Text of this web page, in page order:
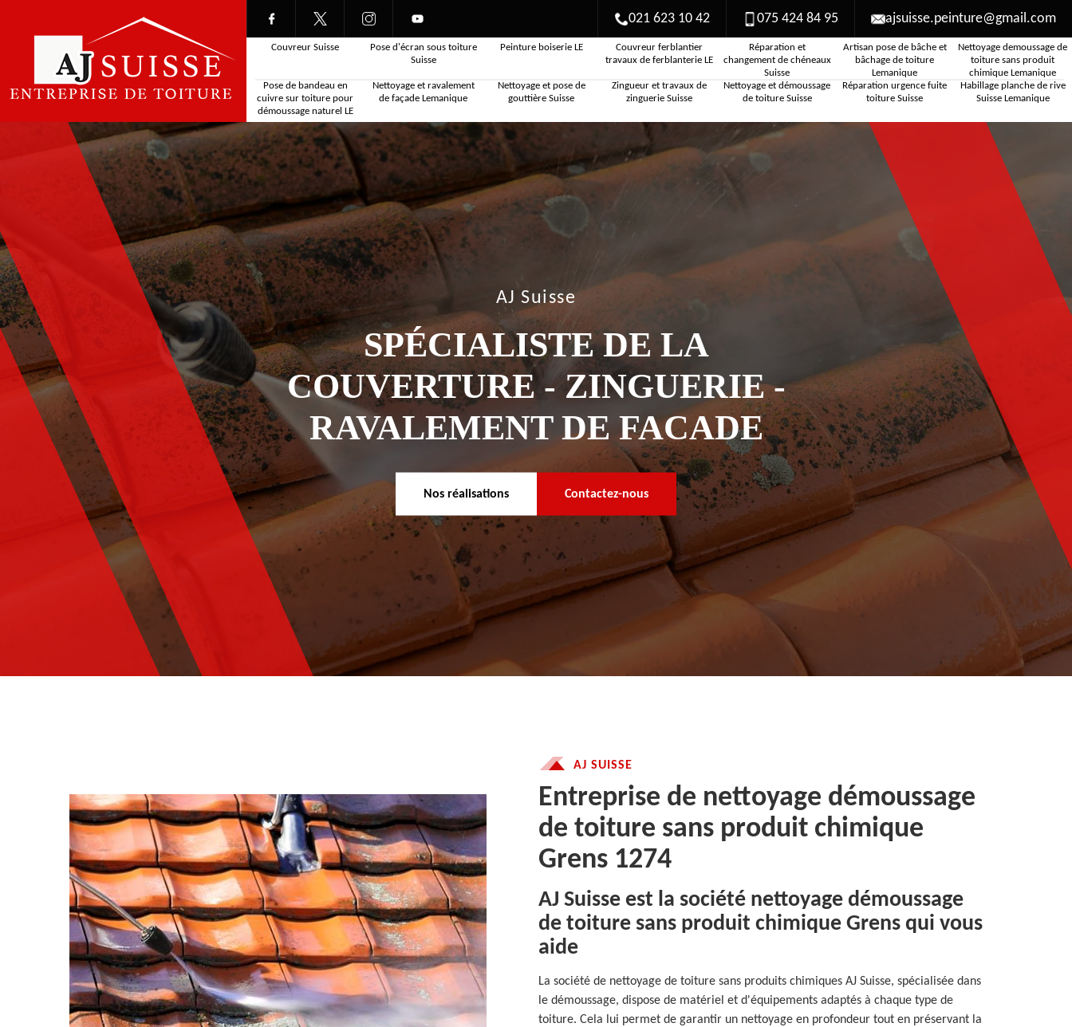
021 623 10 42 075 424 84 95 ajsuisse.peinture@gmail.com
Couvreur Suisse
Pose d'écran sous toiture
Suisse
Peinture boiserie LE
Couvreur ferblantier
travaux de ferblanterie LE
Réparation et
changement de chéneaux
Suisse
Artisan pose de bâche et
bâchage de toiture
Lemanique
Nettoyage demoussage de
toiture sans produit
chimique Lemanique
Pose de bandeau en
cuivre sur toiture pour
démoussage naturel LE
Nettoyage et ravalement
de façade Lemanique
Nettoyage et pose de
gouttière Suisse
Zingueur et travaux de
zinguerie Suisse
Nettoyage et démoussage
de toiture Suisse
Réparation urgence fuite
toiture Suisse
Habillage planche de rive
Suisse Lemanique
AJ Suisse
SPÉCIALISTE DE LA
COUVERTURE - ZINGUERIE -
RAVALEMENT DE FACADE
Nos réalisations Contactez-nous
AJ SUISSE
Entreprise de nettoyage démoussage
de toiture sans produit chimique
Grens 1274
AJ Suisse est la société nettoyage démoussage
de toiture sans produit chimique Grens qui vous
aide
La société de nettoyage de toiture sans produits chimiques AJ Suisse, spécialisée dans
le démoussage, dispose de matériel et d'équipements adaptés à chaque type de
toiture. Cela lui permet de garantir un nettoyage en profondeur tout en préservant la